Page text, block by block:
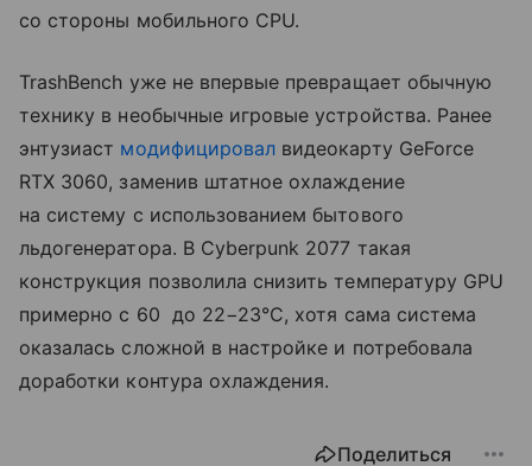
со стороны мобильного CPU.
TrashBench уже не впервые превращает обычную
технику в необычные игровые устройства. Ранее
энтузиаст модифицировал видеокарту GeForce
RTX 3060, заменив штатное охлаждение
на систему с использованием бытового
льдогенератора. В Cyberpunk 2077 такая
конструкция позволила снизить температуру GPU
примерно с 60 до 22−23°C, хотя сама система
оказалась сложной в настройке и потребовала
доработки контура охлаждения.
Поделиться